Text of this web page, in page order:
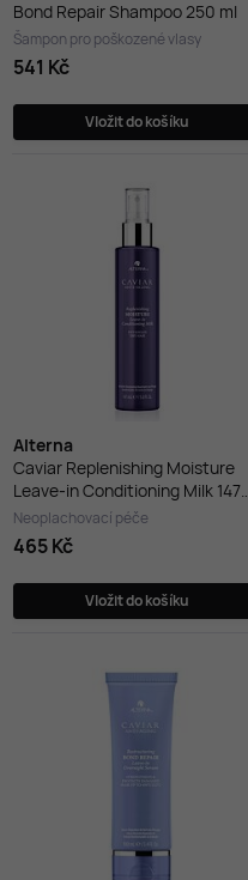
Bond Repair Shampoo 250 ml
Šampon pro poškozené vlasy
541 Kč
Vložit do košíku
Alterna
Caviar Replenishing Moisture
Leave-in Conditioning Milk 147
ml
Neoplachovací péče
465 Kč
Vložit do košíku